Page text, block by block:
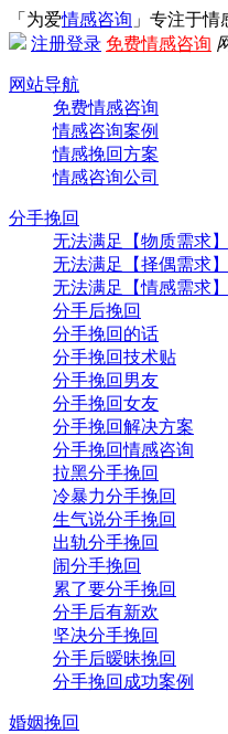
「为爱情感咨询 」专注于
注册登录 免费情感咨询
网站导航
免费情感咨询
情感咨询案例
情感挽回方案
情感咨询公司
分手挽回
无法满足【物质需求
无法满足【择偶需求
无法满足【情感需求
分手后挽回
分手挽回的话
分手挽回技术贴
分手挽回男友
分手挽回女友
分手挽回解决方案
分手挽回情感咨询
拉黑分手挽回
冷暴力分手挽回
生气说分手挽回
出轨分手挽回
闹分手挽回
累了要分手挽回
分手后有新欢
坚决分手挽回
分手后暧昧挽回
分手挽回成功案例
婚姻挽回